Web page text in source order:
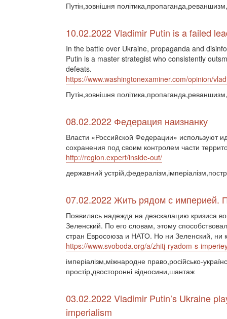
Путін,зовнішня
10.02.2022 Vladimir Putin is a failed
In the battle over Ukraine, propaganda and
Putin is a master strategist who consistently
defeats.
https://www.washingtonexaminer.com/opinion/
Путін,зовнішня
08.02.2022 Федерация наизнанку
Власти «Российской Федерации» используют
сохранения под своим контролем части
http://region.expert/inside-out/
державний
07.02.2022 Жить рядом с империей.
Появилась надежда на деэскалацию кризиса
Зеленский. По его словам, этому
стран Евросоюза и НАТО. Но ни Зеленский, ни
https://www.svoboda.org/a/zhitj-ryadom-s-
імперіалізм,міжнародне право,російсько-
простір,двосторонні відносини,шантаж
03.02.2022 Vladimir Putin’s Ukraine
imperialism